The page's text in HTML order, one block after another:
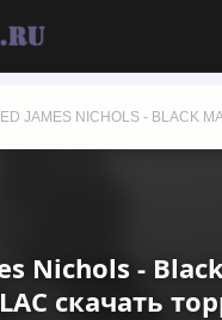
JAMES NICHOLS - BLACK
Nichols -
скачать